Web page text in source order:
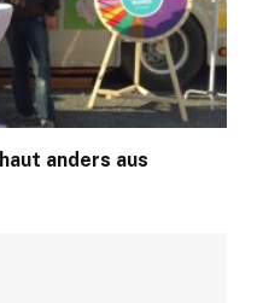
anders aus